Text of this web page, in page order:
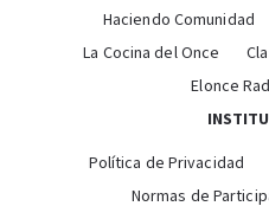
Haciendo Comunidad
La Cocina del Once
Elonce
Política de Privacidad
Normas de